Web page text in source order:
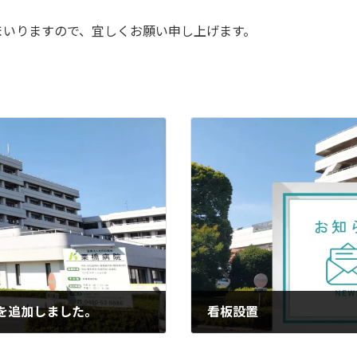
りますので、宜しくお願い申し上げます。
追加しました。 看板設置